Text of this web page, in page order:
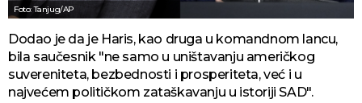
Foto: Tanjug/AP
Dodao je da je Haris, kao druga u komandnom lancu,
bila saučesnik "ne samo u uništavanju američkog
suvereniteta, bezbednosti i prosperiteta, već i u
najvećem političkom zataškavanju u istoriji SAD".